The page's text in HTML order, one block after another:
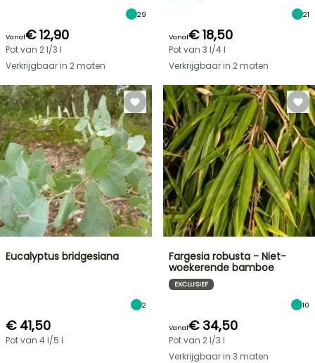
29
Vanaf€ 12,90
Pot van 2 l/3 l
Verkrijgbaar in 2 maten
21
Vanaf€ 18,50
Pot van 3 l/4 l
Verkrijgbaar in 2 maten
Eucalyptus bridgesiana
2
€ 41,50
Pot van 4 l/5 l
Fargesia robusta - Niet-
woekerende bamboe
EXCLUSIEF
10
Vanaf€ 34,50
Pot van 2 l/3 l
Verkrijgbaar in 3 maten